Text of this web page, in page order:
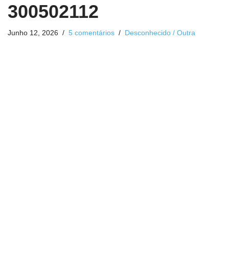
300502112
Junho 12, 2026 5 comentários Desconhecido / Outra